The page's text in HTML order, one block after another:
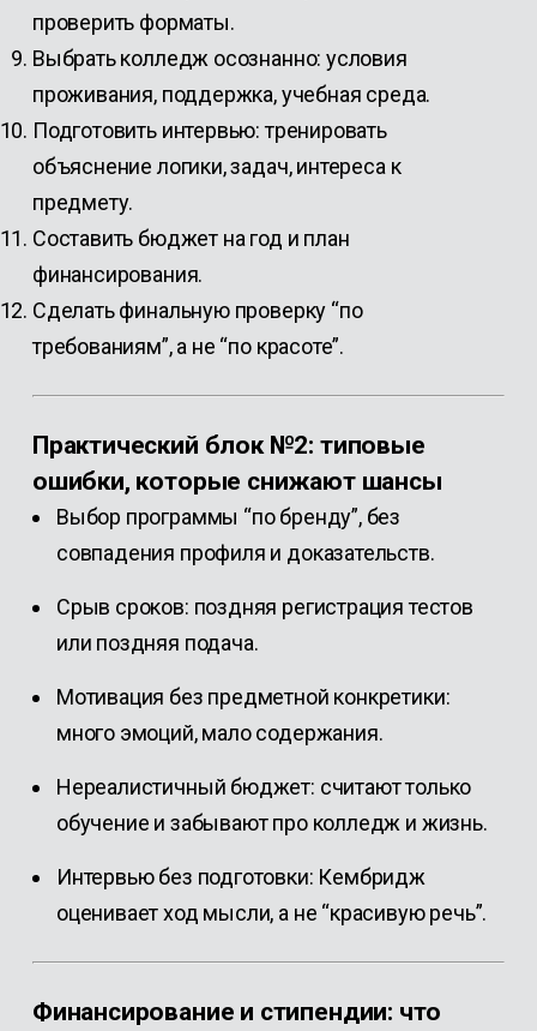
проверить форматы.
Выбрать колледж осознанно: условия
проживания, поддержка, учебная среда.
Подготовить интервью: тренировать
объяснение логики, задач, интереса к
предмету.
Составить бюджет на год и план
финансирования.
Сделать финальную проверку “по
требованиям”, а не “по красоте”.
Практический блок №2: типовые
ошибки, которые снижают шансы
Выбор программы “по бренду”, без
совпадения профиля и доказательств.
Срыв сроков: поздняя регистрация тестов
или поздняя подача.
Мотивация без предметной конкретики:
много эмоций, мало содержания.
Нереалистичный бюджет: считают только
обучение и забывают про колледж и жизнь.
Интервью без подготовки: Кембридж
оценивает ход мысли, а не “красивую речь”.
Финансирование и стипендии: что